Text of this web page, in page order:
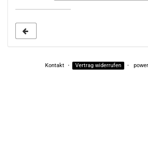
Anzeige
Kontakt Vertrag widerrufen